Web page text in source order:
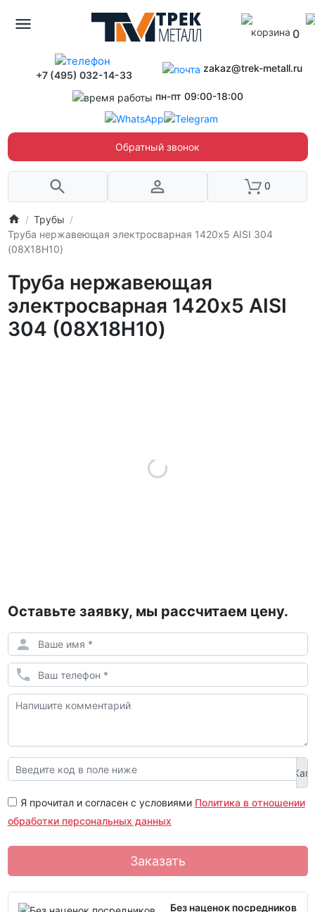
0
+7 (495) 032-14-33
zakaz@trek-metall.ru
пн-пт 09:00-18:00
Обратный звонок
0
Трубы
Труба нержавеющая электросварная 1420х5 AISI 304
(08Х18Н10)
Труба нержавеющая
электросварная 1420х5 AISI
304 (08Х18Н10)
Оставьте заявку, мы рассчитаем цену.
Я прочитал и согласен с условиями Политика в отношении
обработки персональных данных
Заказать
Без наценок посредников